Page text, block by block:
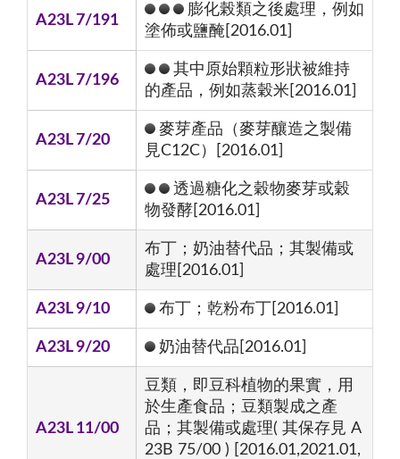
A23L 7/191
膨化榖類之後處理，例如
塗佈或鹽醃[2016.01]
A23L 7/196
其中原始顆粒形狀被維持
的產品，例如蒸穀米[2016.01]
A23L 7/20
麥芽產品（麥芽釀造之製備
見C12C）[2016.01]
A23L 7/25
透過糖化之穀物麥芽或穀
物發酵[2016.01]
A23L 9/00
布丁；奶油替代品；其製備或
處理[2016.01]
A23L 9/10 布丁；乾粉布丁[2016.01]
A23L 9/20 奶油替代品[2016.01]
A23L 11/00
豆類，即豆科植物的果實，用
於生產食品；豆類製成之產
品；其製備或處理( 其保存見 A
23B 75/00 ) [2016.01,2021.01,